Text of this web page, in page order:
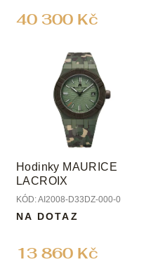
ů
40 300 Kč
Hodinky MAURICE
LACROIX
KÓD:AI2008-D33DZ-000-0
13 860 Kč
NA DOTAZ